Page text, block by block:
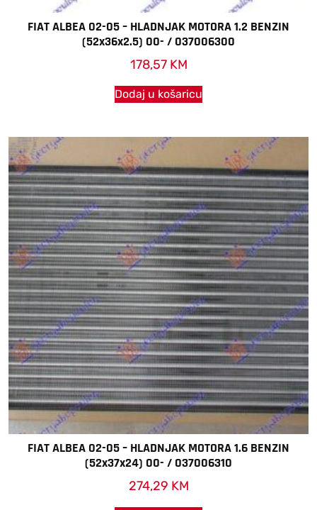
FIAT ALBEA 02-05 – HLADNJAK MOTORA 1.2 BENZIN
(52x36x2.5) 00- / 037006300
178,57 KM
Dodaj u košaricu
FIAT ALBEA 02-05 – HLADNJAK MOTORA 1.6 BENZIN
(52x37x24) 00- / 037006310
274,29 KM